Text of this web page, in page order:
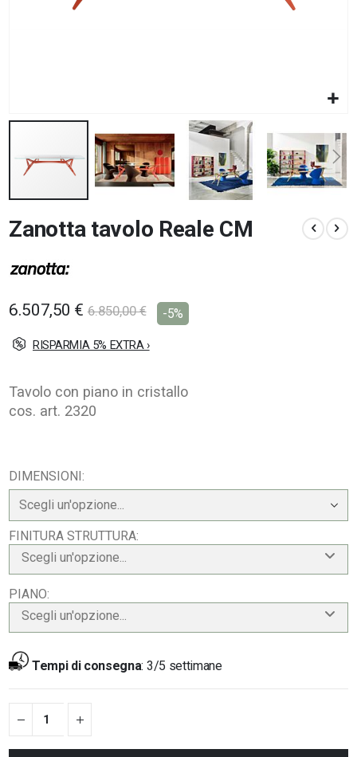
all'inizio
della
di
Zanotta tavolo Reale CM
6.507,50 € 6.850,00 € -5%
RISPARMIA 5% EXTRA ›
Tavolo con piano in cristallo
cos. art. 2320
DIMENSIONI
FINITURA STRUTTURA
Scegli un'opzione...
PIANO
Scegli un'opzione...
Tempi di consegna: 3/5 settimane